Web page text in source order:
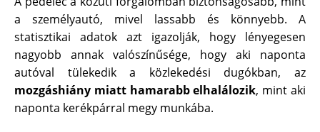
a személyautó, mivel lassabb és könnyebb. A
statisztikai adatok azt igazolják, hogy lényegesen
nagyobb annak valószínűsége, hogy aki naponta
autóval tülekedik a közlekedési dugókban, az
mozgáshiány miatt hamarabb elhalálozik, mint aki
naponta kerékpárral megy munkába.